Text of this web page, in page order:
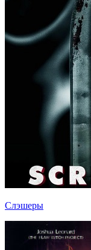
Слэшеры